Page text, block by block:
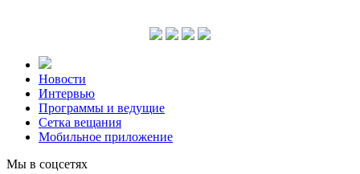
Новости
Интервью
Программы и ведущие
Сетка вещания
Мобильное приложение
Мы в соцсетях